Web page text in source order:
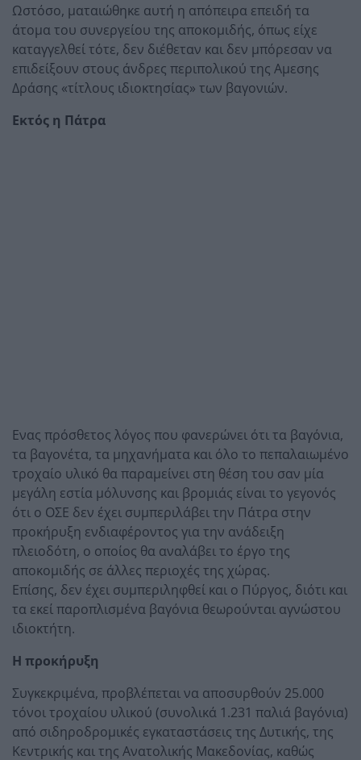
Ωστόσο, ματαιώθηκε αυτή η απόπειρα επειδή τα
άτομα του συνεργείου της αποκομιδής, όπως είχε
καταγγελθεί τότε, δεν διέθεταν και δεν μπόρεσαν να
επιδείξουν στους άνδρες περιπολικού της Αμεσης
Δράσης «τίτλους ιδιοκτησίας» των βαγονιών.
Εκτός η Πάτρα
Ενας πρόσθετος λόγος που φανερώνει ότι τα βαγόνια,
τα βαγονέτα, τα μηχανήματα και όλο το πεπαλαιωμένο
τροχαίο υλικό θα παραμείνει στη θέση του σαν μία
μεγάλη εστία μόλυνσης και βρομιάς είναι το γεγονός
ότι ο ΟΣΕ δεν έχει συμπεριλάβει την Πάτρα στην
προκήρυξη ενδιαφέροντος για την ανάδειξη
πλειοδότη, ο οποίος θα αναλάβει το έργο της
αποκομιδής σε άλλες περιοχές της χώρας.
Επίσης, δεν έχει συμπεριληφθεί και ο Πύργος, διότι και
τα εκεί παροπλισμένα βαγόνια θεωρούνται αγνώστου
ιδιοκτήτη.
Η προκήρυξη
Συγκεκριμένα, προβλέπεται να αποσυρθούν 25.000
τόνοι τροχαίου υλικού (συνολικά 1.231 παλιά βαγόνια)
από σιδηροδρομικές εγκαταστάσεις της Δυτικής, της
Κεντρικής και της Ανατολικής Μακεδονίας, καθώς